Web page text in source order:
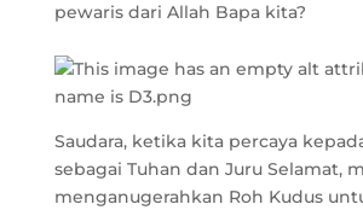
pewaris dari Allah Bapa kita?
Saudara, ketika kita percaya
sebagai Tuhan dan Juru Selamat,
menganugerahkan Roh Kudus